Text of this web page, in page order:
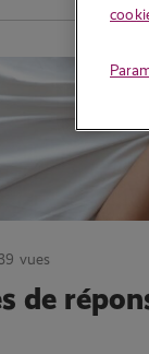
vues
de